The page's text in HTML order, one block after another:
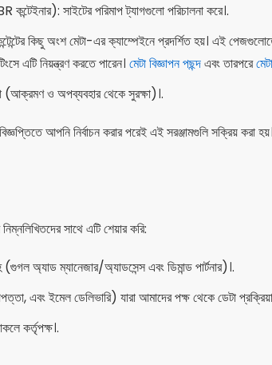
সাইটের পরিমাপ ট্যাগগুলো পরিচালনা করে।.
কিছু অংশ মেটা-এর ক্যাম্পেইনে প্রদর্শিত হয়। এই
এটি নিয়ন্ত্রণ করতে পারেন। মেটা বিজ্ঞাপন পছন্দএবং তারপরে
(আক্রমণ ও অপব্যবহার থেকে সুরক্ষা)।.
আপনি নির্বাচন করার পরেই এই সরঞ্জামগুলি সক্রিয় করা
সাথে এটি শেয়ার করি:
অ্যাড ম্যানেজার/অ্যাডসেন্স এবং ডিমান্ড পার্টনার)।.
এবং ইমেল ডেলিভারি) যারা আমাদের পক্ষ থেকে ডেটা
কর্তৃপক্ষ।.